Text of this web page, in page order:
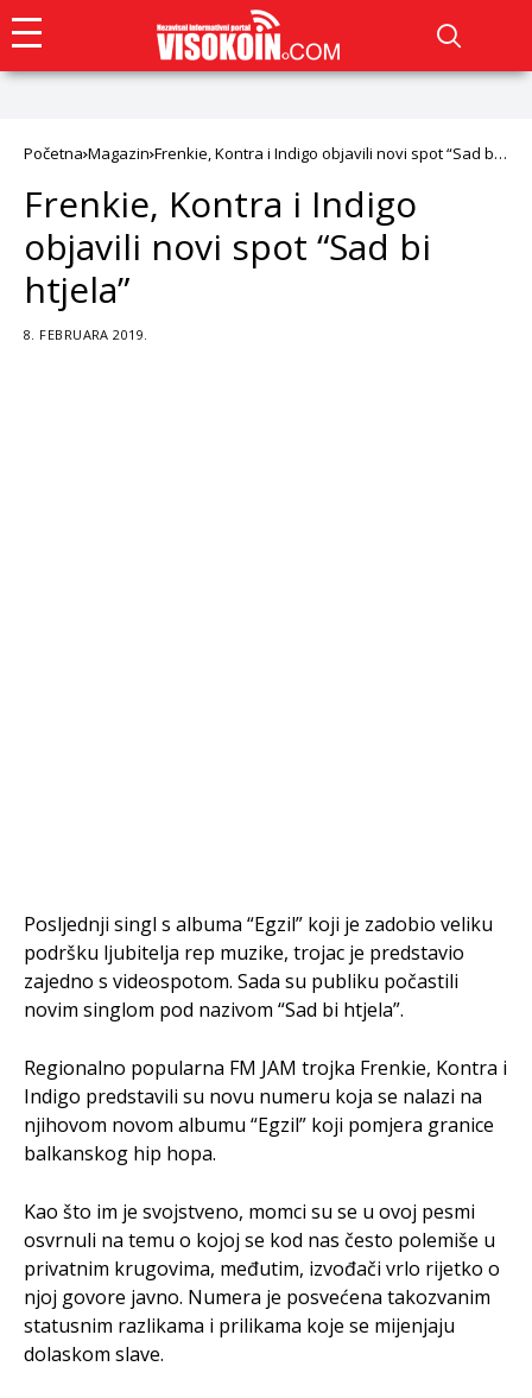
Početna Magazin Frenkie, Kontra i Indigo objavili novi spot “Sad bi
Frenkie, Kontra i Indigo
objavili novi spot “Sad bi
htjela”
8. FEBRUARA 2019.
Posljednji singl s albuma “Egzil” koji je zadobio veliku
podršku ljubitelja rep muzike, trojac je predstavio
zajedno s videospotom. Sada su publiku počastili
novim singlom pod nazivom “Sad bi htjela”.
Regionalno popularna FM JAM trojka Frenkie, Kontra i
Indigo predstavili su novu numeru koja se nalazi na
njihovom novom albumu “Egzil” koji pomjera granice
balkanskog hip hopa.
Kao što im je svojstveno, momci su se u ovoj pesmi
osvrnuli na temu o kojoj se kod nas često polemiše u
privatnim krugovima, međutim, izvođači vrlo rijetko o
njoj govore javno. Numera je posvećena takozvanim
statusnim razlikama i prilikama koje se mijenjaju
dolaskom slave.